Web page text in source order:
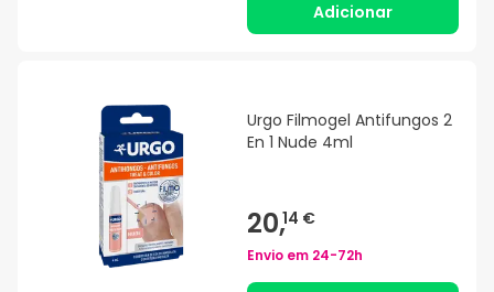
Adicionar
Urgo Filmogel Antifungos 2
En 1 Nude 4ml
20,14 €
Envio em 24-72h